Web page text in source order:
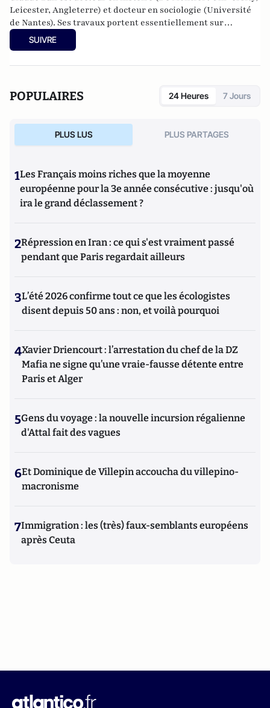
Leicester, Angleterre) et docteur en sociologie (Université
de Nantes). Ses travaux portent essentiellement sur
l'Angleterre contemporaine, les populations noires en
Europe, l'histoire sociale du sport et la muséographie du
ouvrages, dontManchester United. L'invention d'un club(La
(Quatre chemins/Musée National du Sport, 2008). Il a co-
Allez la France ! Football et Immigration(Gallimard,
2010) etDes défis et des hommes
SUIVRE
POPULAIRES 24 Heures 7 Jours
PLUS LUS PLUS PARTAGES
1Les Français moins riches que la moyenne
européenne pour la 3e année consécutive : jusqu'où
ira le grand déclassement ?
2Répression en Iran : ce qui s'est vraiment passé
pendant que Paris regardait ailleurs
3L’été 2026 confirme tout ce que les écologistes
disent depuis 50 ans : non, et voilà pourquoi
4Xavier Driencourt : l’arrestation du chef de la DZ
Mafia ne signe qu’une vraie-fausse détente entre
Paris et Alger
5Gens du voyage : la nouvelle incursion régalienne
d'Attal fait des vagues
6Et Dominique de Villepin accoucha du villepino-
macronisme
7Immigration : les (très) faux-semblants européens
après Ceuta